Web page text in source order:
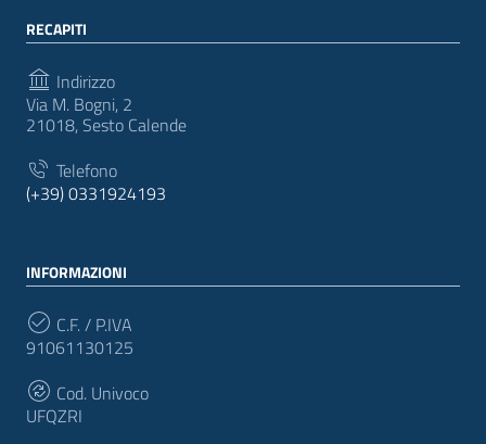
RECAPITI
Indirizzo
Via M. Bogni, 2
21018, Sesto Calende
Telefono
(+39) 0331924193
INFORMAZIONI
C.F. / P.IVA
91061130125
Cod. Univoco
UFQZRI